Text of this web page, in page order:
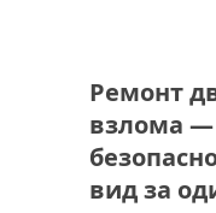
Ремонт
взлома —
вид за